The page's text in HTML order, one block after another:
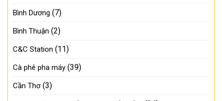
Bình Dương (7)
Bình Thuận (2)
C&C Station (11)
Cà phê pha máy (39)
Cần Thơ (3)